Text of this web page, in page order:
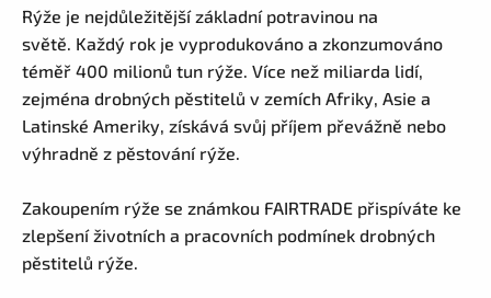
Rýže je nejdůležitější základní potravinou na
světě. Každý rok je vyprodukováno a zkonzumováno
téměř 400 milionů tun rýže. Více než miliarda lidí,
zejména drobných pěstitelů v zemích Afriky, Asie a
Latinské Ameriky, získává svůj příjem převážně nebo
výhradně z pěstování rýže.
Zakoupením rýže se známkou FAIRTRADE přispíváte ke
zlepšení životních a pracovních podmínek drobných
pěstitelů rýže.